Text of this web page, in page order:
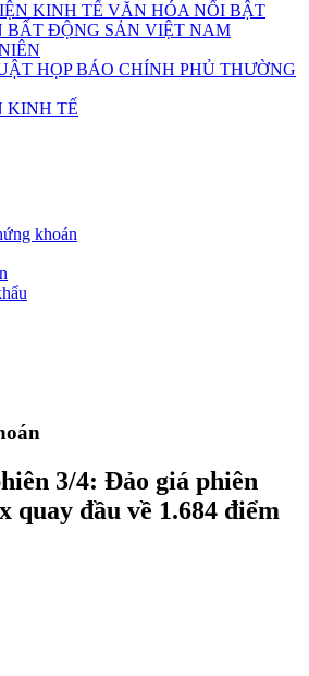
KINH TẾ VĂN HÓA NỔI BẬT
BẤT ĐỘNG SẢN VIỆT NAM
HỌP BÁO CHÍNH PHỦ THƯỜNG
KINH TẾ
khoán
3/4: Đảo giá phiên
quay đầu về 1.684 điểm